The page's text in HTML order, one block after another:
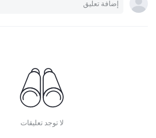
لا توجد تعليقات